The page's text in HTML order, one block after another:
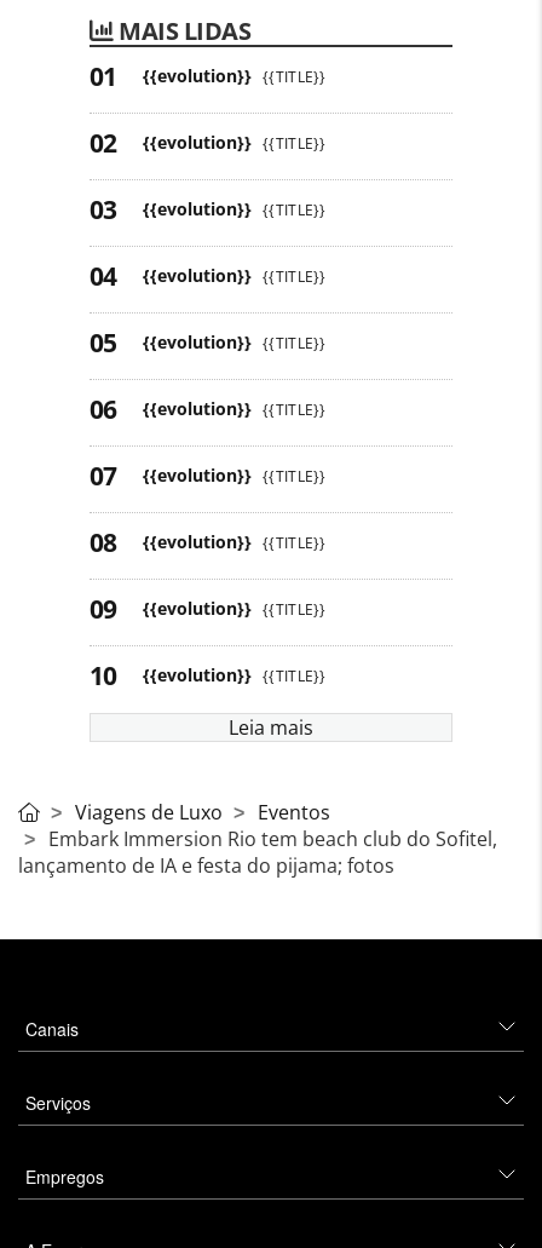
MAIS LIDAS
{{evolution}} {{TITLE}}
{{evolution}} {{TITLE}}
{{evolution}} {{TITLE}}
{{evolution}} {{TITLE}}
{{evolution}} {{TITLE}}
{{evolution}} {{TITLE}}
{{evolution}} {{TITLE}}
{{evolution}} {{TITLE}}
{{evolution}} {{TITLE}}
{{evolution}} {{TITLE}}
Leia mais
Viagens de Luxo
Eventos
Embark Immersion Rio tem beach club do Sofitel,
lançamento de IA e festa do pijama; fotos
Canais
Serviços
Empregos